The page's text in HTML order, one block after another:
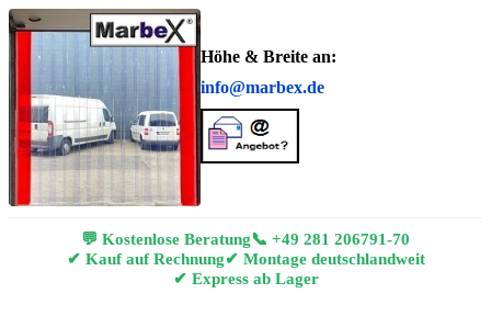
Höhe & Breite an:
info@marbex.de
💬 Kostenlose Beratung📞 +49 281 206791-70
✔ Kauf auf Rechnung✔ Montage deutschlandweit
✔ Express ab Lager